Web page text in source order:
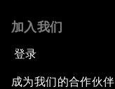
加入我们
登录
成为我们的合作伙伴